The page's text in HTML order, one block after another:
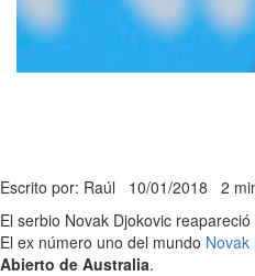
Escrito por: Raúl 10/01/2018 2
El serbio Novak Djokovic
El ex número uno del mundo Novak
Abierto de Australia.